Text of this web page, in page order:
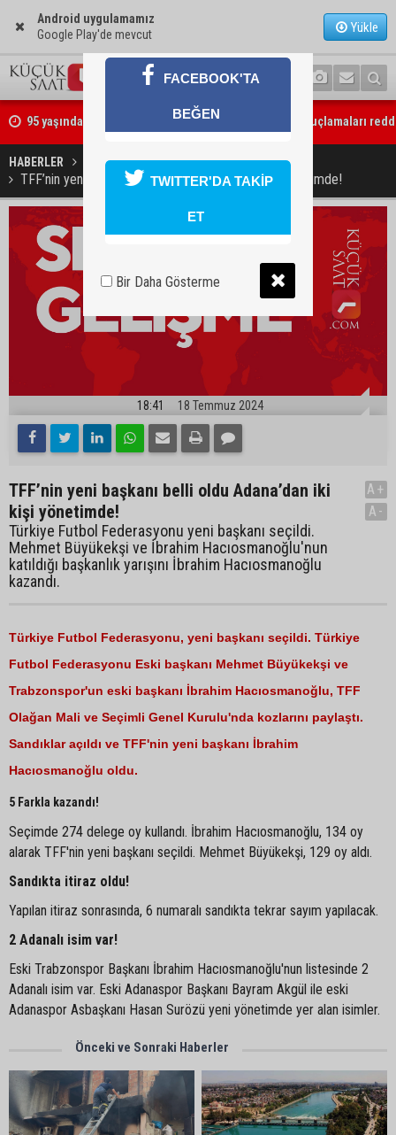
Android uygulamamız
Google Play'de mevcut
Yükle
95 yaşındaki kadının arsa satışında yeni perde: Kızı suçlamaları
İmamoğlu’ndaki göçükte acı bilanço: can kaybı 2’ye yükseldi
HABERLER SPOR
TFF’nin yeni başkanı belli oldu Adana’dan iki kişi yönetimde!
18:41 18 Temmuz 2024
TFF’nin yeni başkanı belli oldu Adana’dan iki
kişi yönetimde!
Türkiye Futbol Federasyonu yeni başkanı seçildi.
Mehmet Büyükekşi ve İbrahim Hacıosmanoğlu'nun
katıldığı başkanlık yarışını İbrahim Hacıosmanoğlu
kazandı.
A+
A-
Türkiye Futbol Federasyonu, yeni başkanı seçildi. Türkiye
Futbol Federasyonu Eski başkanı Mehmet Büyükekşi ve
Trabzonspor'un eski başkanı İbrahim Hacıosmanoğlu, TFF
Olağan Mali ve Seçimli Genel Kurulu'nda kozlarını paylaştı.
Sandıklar açıldı ve TFF'nin yeni başkanı İbrahim
Hacıosmanoğlu oldu.
5 Farkla kazandı!
Seçimde 274 delege oy kullandı. İbrahim Hacıosmanoğlu, 134 oy
alarak TFF'nin yeni başkanı seçildi. Mehmet Büyükekşi, 129 oy aldı.
Sandıkta itiraz oldu!
Yapılan itiraz sonrasında, 6 numaralı sandıkta tekrar sayım yapılacak.
2 Adanalı isim var!
Eski Trabzonspor Başkanı İbrahim Hacıosmanoğlu'nun listesinde 2
Adanalı isim var. Eski Adanaspor Başkanı Bayram Akgül ile eski
Adanaspor Asbaşkanı Hasan Surözü yeni yönetimde yer alan isimler.
Önceki ve Sonraki Haberler
FACEBOOK'TA
BEĞEN
TWITTER'DA TAKİP
ET
Bir Daha Gösterme